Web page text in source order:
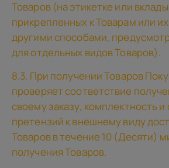
Товаров (на этикетке или
прикрепленных к Товарам или
другими способами,
для отдельных видов Товаров).
8.3. При получении Товаров
проверяет соответствие
своему заказу, комплектность и
претензий к внешнему виду
Товаров в течение 10 (Десяти)
получения Товаров.